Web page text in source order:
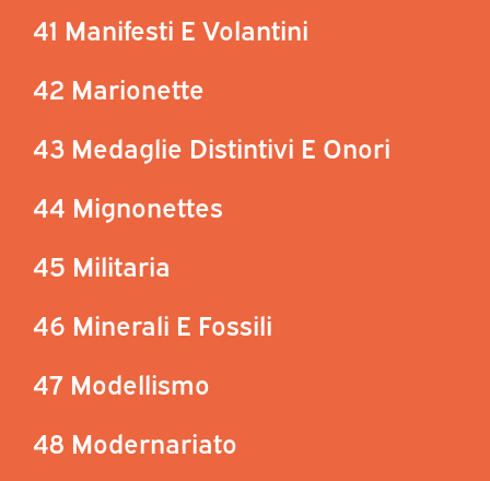
41 Manifesti E Volantini
42 Marionette
43 Medaglie Distintivi E Onori
44 Mignonettes
45 Militaria
46 Minerali E Fossili
47 Modellismo
48 Modernariato